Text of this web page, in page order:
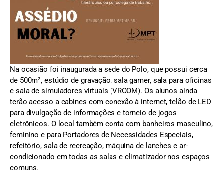
Na ocasião foi inaugurada a sede do Polo, que possui cerca
de 500m², estúdio de gravação, sala gamer, sala para oficinas
e sala de simuladores virtuais (VROOM). Os alunos ainda
terão acesso a cabines com conexão à internet, telão de LED
para divulgação de informações e torneio de jogos
eletrônicos. O local também conta com banheiros masculino,
feminino e para Portadores de Necessidades Especiais,
refeitório, sala de recreação, máquina de lanches e ar-
condicionado em todas as salas e climatizador nos espaços
comuns.